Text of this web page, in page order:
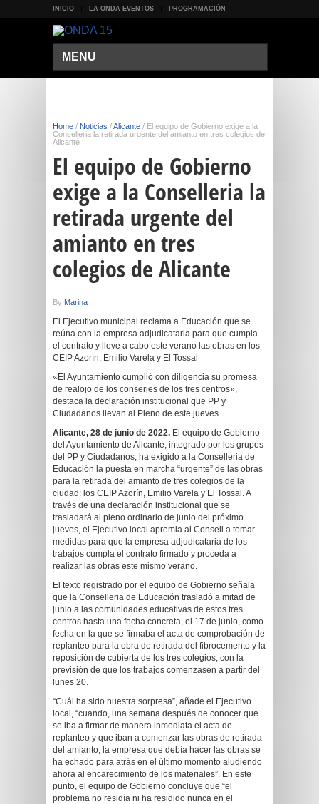
INICIO LA ONDA EVENTOS PROGRAMACIÓN
MENU
Home / Noticias /Alicante / El equipo de Gobierno exige a la
Conselleria la retirada urgente del amianto en tres colegios de
Alicante
El equipo de Gobierno
exige a la Conselleria la
retirada urgente del
amianto en tres
colegios de Alicante
By Marina
El Ejecutivo municipal reclama a Educación que se
reúna con la empresa adjudicataria para que cumpla
el contrato y lleve a cabo este verano las obras en los
CEIP Azorín, Emilio Varela y El Tossal
«El Ayuntamiento cumplió con diligencia su promesa
de realojo de los conserjes de los tres centros»,
destaca la declaración institucional que PP y
Ciudadanos llevan al Pleno de este jueves
Alicante, 28 de junio de 2022. El equipo de Gobierno
del Ayuntamiento de Alicante, integrado por los grupos
del PP y Ciudadanos, ha exigido a la Conselleria de
Educación la puesta en marcha “urgente” de las obras
para la retirada del amianto de tres colegios de la
ciudad: los CEIP Azorín, Emilio Varela y El Tossal. A
través de una declaración institucional que se
trasladará al pleno ordinario de junio del próximo
jueves, el Ejecutivo local apremia al Consell a tomar
medidas para que la empresa adjudicataria de los
trabajos cumpla el contrato firmado y proceda a
realizar las obras este mismo verano.
El texto registrado por el equipo de Gobierno señala
que la Conselleria de Educación trasladó a mitad de
junio a las comunidades educativas de estos tres
centros hasta una fecha concreta, el 17 de junio, como
fecha en la que se firmaba el acta de comprobación de
replanteo para la obra de retirada del fibrocemento y la
reposición de cubierta de los tres colegios, con la
previsión de que los trabajos comenzasen a partir del
lunes 20.
“Cuál ha sido nuestra sorpresa”, añade el Ejecutivo
local, “cuando, una semana después de conocer que
se iba a firmar de manera inmediata el acta de
replanteo y que iban a comenzar las obras de retirada
del amianto, la empresa que debía hacer las obras se
ha echado para atrás en el último momento aludiendo
ahora al encarecimiento de los materiales”. En este
punto, el equipo de Gobierno concluye que “el
problema no residía ni ha residido nunca en el